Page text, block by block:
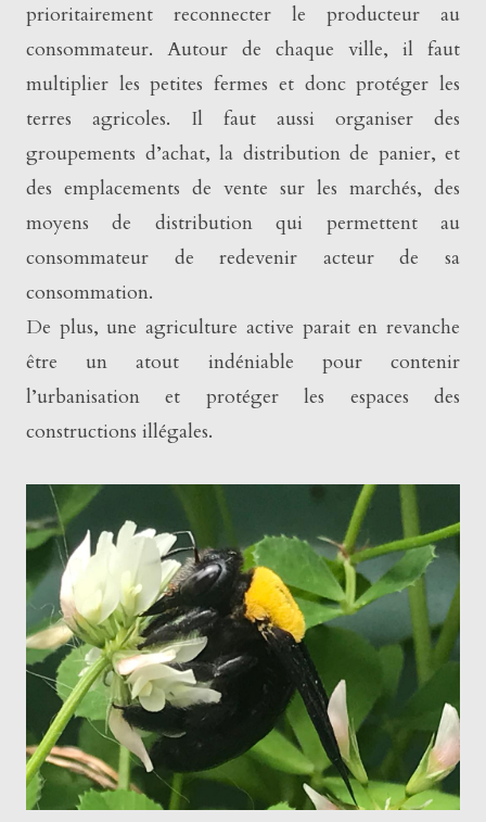
prioritairement reconnecter le producteur au
consommateur. Autour de chaque ville, il faut
multiplier les petites fermes et donc protéger les
terres agricoles. Il faut aussi organiser des
groupements d’achat, la distribution de panier, et
des emplacements de vente sur les marchés, des
moyens de distribution qui permettent au
consommateur de redevenir acteur de sa
consommation.
De plus, une agriculture active parait en revanche
être un atout indéniable pour contenir
l’urbanisation et protéger les espaces des
constructions illégales.